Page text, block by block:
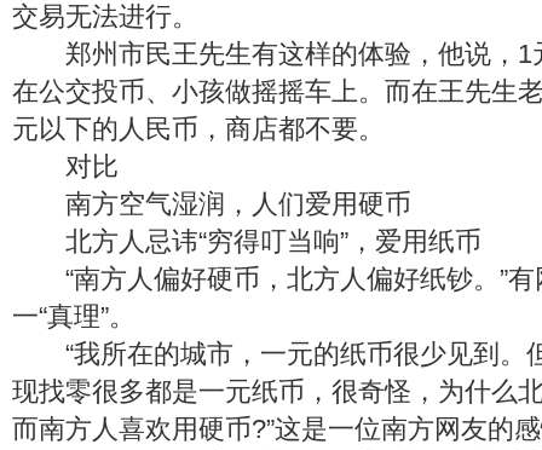
交易无法进行。
郑州市民王先生有这样的体验，他说，1
在公交投币、小孩做摇摇车上。而在王先生
元以下的人民币，商店都不要。
对比
南方空气湿润，人们爱用硬币
北方人忌讳“穷得叮当响”，爱用纸币
“南方人偏好硬币，北方人偏好纸钞。”有
一“真理”。
“我所在的城市，一元的纸币很少见到。
现找零很多都是一元纸币，很奇怪，为什么
而南方人喜欢用硬币?”这是一位南方网友的